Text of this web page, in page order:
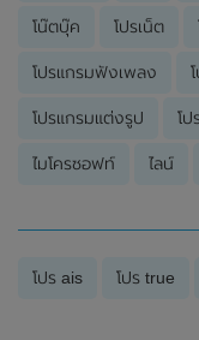
โน๊ตบุ๊ค โปรเน็ต
โปรแกรมฟังเพลง
โปรแกรมแต่งรูป โป
ไมโครซอฟท์ ไลน์
โปร ais โปร true